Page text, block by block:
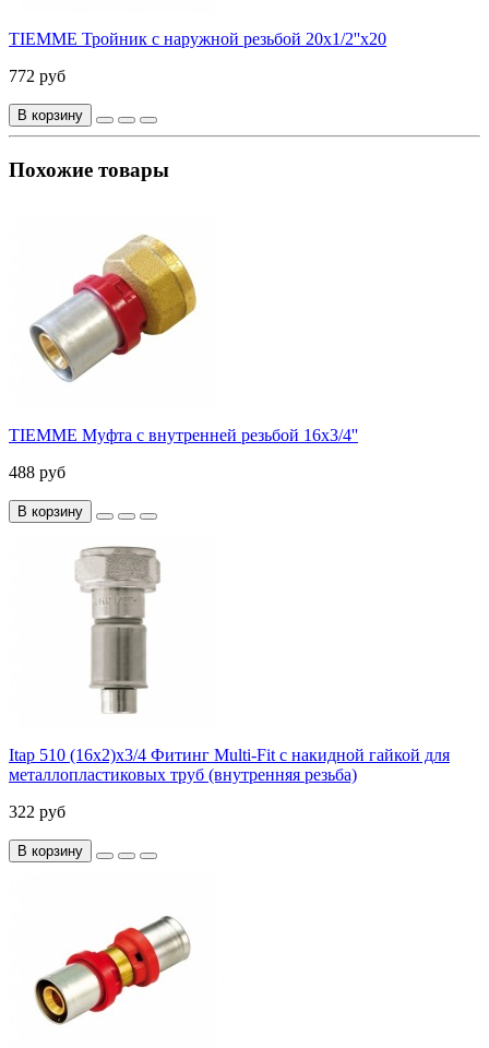
TIEMME Тройник с наружной резьбой 20x1/2''x20
772 руб
В корзину
Похожие товары
TIEMME Муфта с внутренней резьбой 16x3/4''
488 руб
В корзину
Itap 510 (16x2)x3/4 Фитинг Multi-Fit с накидной гайкой для
металлопластиковых труб (внутренняя резьба)
322 руб
В корзину